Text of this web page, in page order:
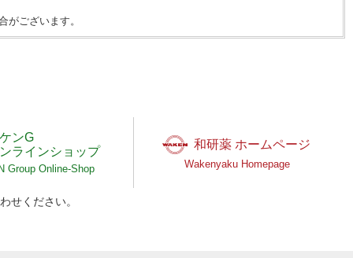
ございます。
ンG
ラインショップ
Group Online-Shop
和研薬 ホームページ
Wakenyaku Homepage
せください。